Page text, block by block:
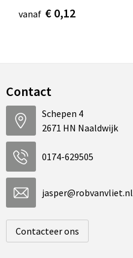
vanaf € 0,12
Contact
Schepen 4
2671 HN Naaldwijk
0174-629505
jasper@robvanvliet.nl
Contacteer ons